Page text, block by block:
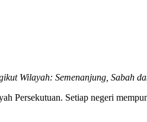
Wilayah: Semenanjung, Sabah
Persekutuan. Setiap negeri